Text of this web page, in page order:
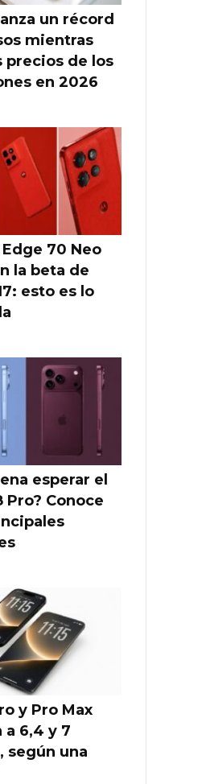
un récord
mientras
precios de los
en 2026
70 Neo
la beta de
esto es lo
esperar el
Pro? Conoce
y Pro Max
a 6,4 y 7
según una